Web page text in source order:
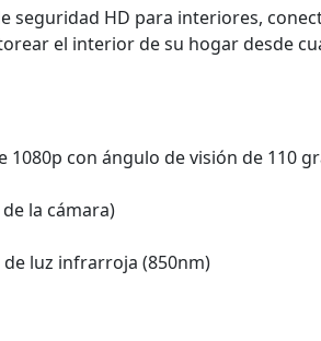
seguridad HD para interiores,
el interior de su hogar desde
1080p con ángulo de visión de 110
la cámara)
de luz infrarroja (850nm)